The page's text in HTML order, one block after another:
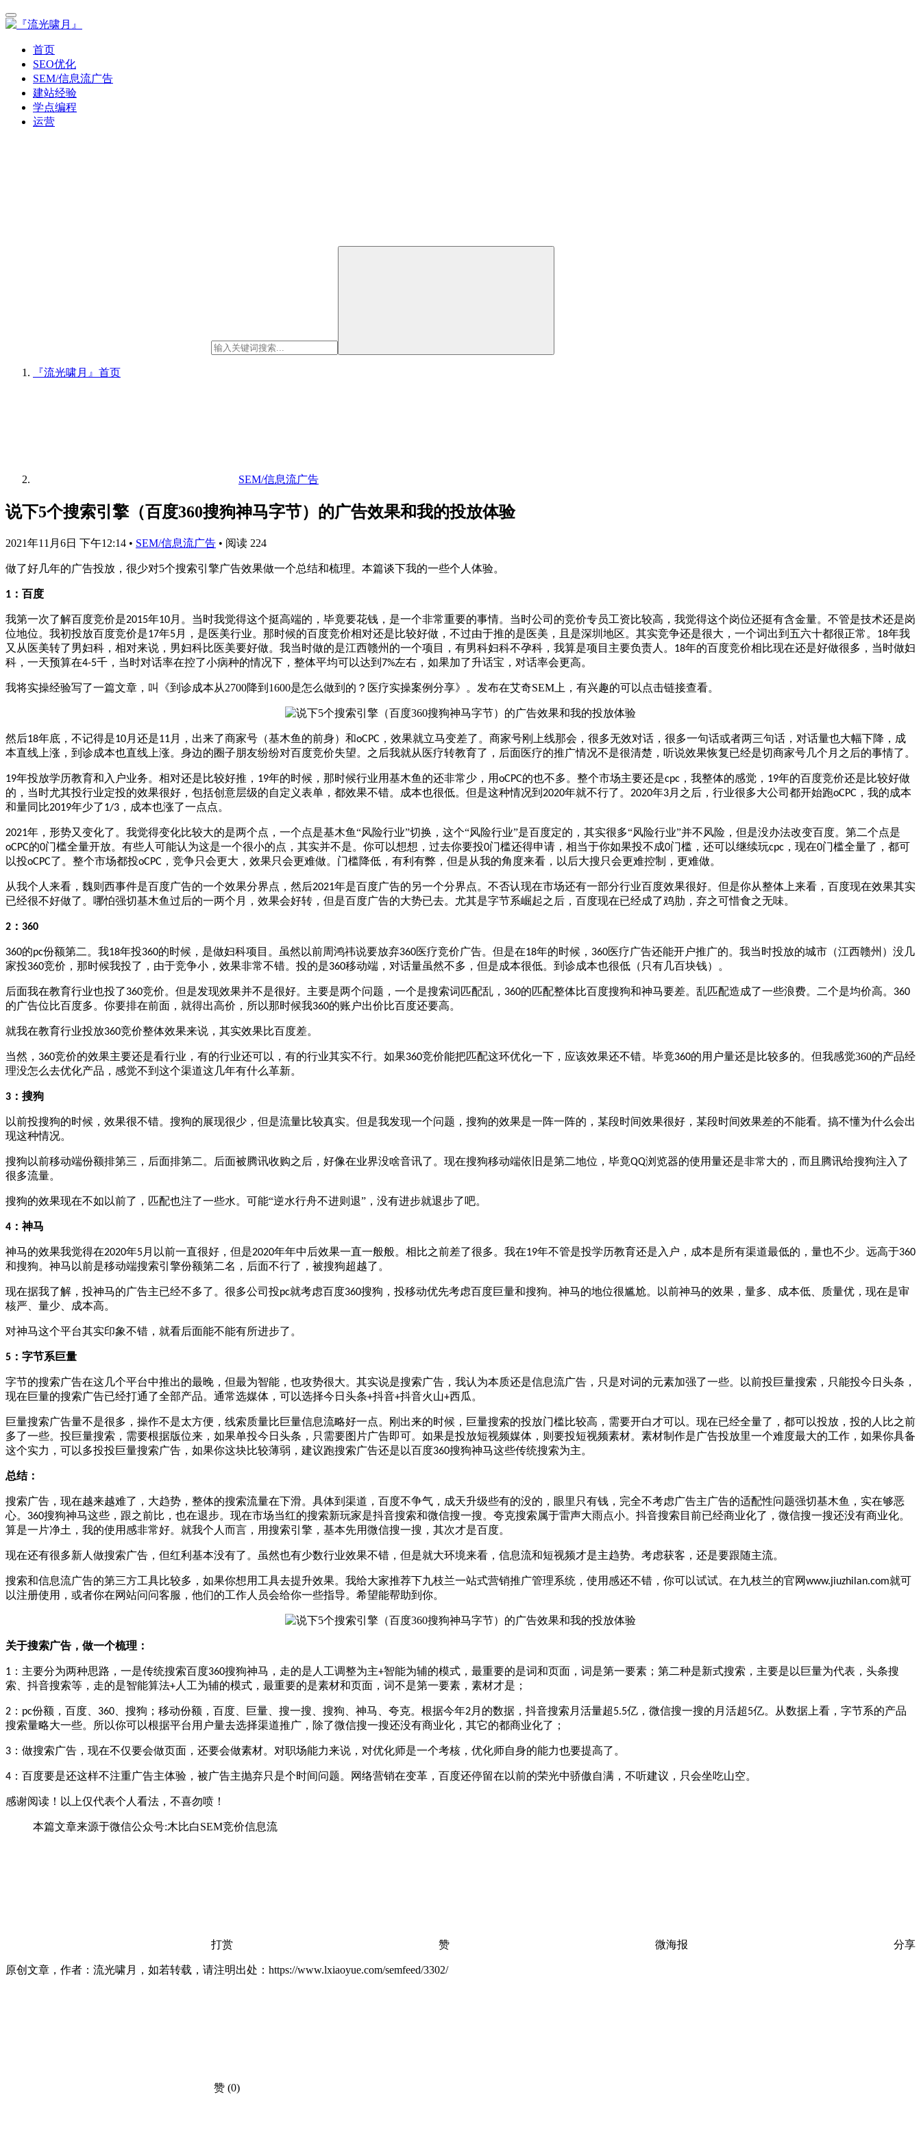
首页
SEO优化
SEM/信息流广告
建站经验
学点编程
运营
『流光啸月』 首页
SEM/信息流广告
说下5个搜索引擎（百度360搜狗神马字节）的广告效果和我的投放体验
2021年11月6日 下午12:14 • SEM/信息流广告 • 阅读 224
做了好几年的广告投放，很少对5个搜索引擎广告效果做一个总结和梳理。本篇谈下我的一些个人体验。
1 ：百度
我第一次了解百度竞价是2015年10月。当时我觉得这个挺高端的，毕竟要花钱，是一个非常重要的事情。当时公司的竞价专员工资比较高，我觉得这个岗位还挺有含金量。不管是技术还是岗
位地位。我初投放百度竞价是17年5月，是医美行业。那时候的百度竞价相对还是比较好做，不过由于推的是医美，且是深圳地区。其实竞争还是很大，一个词出到五六十都很正常。 18年我
又从医美转了男妇科，相对来说，男妇科比医美要好做。我当时做的是江西赣州的一个项目，有男科妇科不孕科，我算是项目主要负责人。 18年的百度竞价相比现在还是好做很多，当时做妇
科，一天预算在4-5千，当时对话率在控了小病种的情况下，整体平均可以达到 7%左右，如果加了升话宝，对话率会更高。
我将实操经验写了一篇文章，叫《到诊成本从2700降到1600是怎么做到的？医疗实操案例分享》。发布在艾奇SEM上，有兴趣的可以点击链接查看。
然后18年底，不记得是10月还是11月，出来了商家号（基木鱼的前身）和oCPC ，效果就立马变差了。商家号刚上线那会，很多无效对话，很多一句话或者两三句话，对话量也大幅下降，成
本直线上涨，到诊成本也直线上涨。身边的圈子朋友纷纷对百度竞价失望。之后我就从医疗转教育了，后面医疗的推广情况不是很清楚，听说效果恢复已经是切商家号几个月之后的事情了。
19年投放学历教育和入户业务。相对还是比较好推， 19年的时候，那时候行业用基木鱼的还非常少，用oCPC的也不多。整个市场主要还是cpc ，我整体的感觉， 19年的百度竞价还是比较好做
的，当时尤其投行业定投的效果很好，包括创意层级的自定义表单，都效果不错。成本也很低。但是这种情况到 2020年就不行了。 2020年3月之后，行业很多大公司都开始跑oCPC ，我的成本
和量同比2019年少了1/3 ，成本也涨了一点点。
2021年，形势又变化了。我觉得变化比较大的是两个点，一个点是基木鱼“风险行业”切换，这个“风险行业”是百度定的，其实很多“风险行业”并不风险，但是没办法改变百度。第二个点是
oCPC的0门槛全量开放。有些人可能认为这是一个很小的点，其实并不是。你可以想想，过去你要投0门槛还得申请，相当于你如果投不成0门槛，还可以继续玩cpc ，现在0门槛全量了，都可
以投oCPC了。整个市场都投oCPC ，竞争只会更大，效果只会更难做。门槛降低，有利有弊，但是从我的角度来看，以后大搜只会更难控制，更难做。
从我个人来看，魏则西事件是百度广告的一个效果分界点，然后2021年是百度广告的另一个分界点。不否认现在市场还有一部分行业百度效果很好。但是你从整体上来看，百度现在效果其实
已经很不好做了。哪怕强切基木鱼过后的一两个月，效果会好转，但是百度广告的大势已去。尤其是字节系崛起之后，百度现在已经成了鸡肋，弃之可惜食之无味。
2 ： 360
360的pc份额第二。我18年投360的时候，是做妇科项目。虽然以前周鸿祎说要放弃360医疗竞价广告。但是在18年的时候， 360医疗广告还能开户推广的。我当时投放的城市（江西赣州）没几
家投360竞价，那时候我投了，由于竞争小，效果非常不错。投的是360移动端，对话量虽然不多，但是成本很低。到诊成本也很低（只有几百块钱）。
后面我在教育行业也投了360竞价。但是发现效果并不是很好。主要是两个问题，一个是搜索词匹配乱， 360的匹配整体比百度搜狗和神马要差。乱匹配造成了一些浪费。二个是均价高。 360
的广告位比百度多。你要排在前面，就得出高价，所以那时候我360的账户出价比百度还要高。
就我在教育行业投放360竞价整体效果来说，其实效果比百度差。
当然， 360竞价的效果主要还是看行业，有的行业还可以，有的行业其实不行。如果360竞价能把匹配这环优化一下，应该效果还不错。毕竟360的用户量还是比较多的。但我感觉360的产品经
理没怎么去优化产品，感觉不到这个渠道这几年有什么革新。
3 ：搜狗
以前投搜狗的时候，效果很不错。搜狗的展现很少，但是流量比较真实。但是我发现一个问题，搜狗的效果是一阵一阵的，某段时间效果很好，某段时间效果差的不能看。搞不懂为什么会出
现这种情况。
搜狗以前移动端份额排第三，后面排第二。后面被腾讯收购之后，好像在业界没啥音讯了。现在搜狗移动端依旧是第二地位，毕竟QQ浏览器的使用量还是非常大的，而且腾讯给搜狗注入了
很多流量。
搜狗的效果现在不如以前了，匹配也注了一些水。可能“逆水行舟不进则退”，没有进步就退步了吧。
4 ：神马
神马的效果我觉得在2020年5月以前一直很好，但是2020年年中后效果一直一般般。相比之前差了很多。我在19年不管是投学历教育还是入户，成本是所有渠道最低的，量也不少。远高于360
和搜狗。神马以前是移动端搜索引擎份额第二名，后面不行了，被搜狗超越了。
现在据我了解，投神马的广告主已经不多了。很多公司投pc就考虑百度360搜狗，投移动优先考虑百度巨量和搜狗。神马的地位很尴尬。以前神马的效果，量多、成本低、质量优，现在是审
核严、量少、成本高。
对神马这个平台其实印象不错，就看后面能不能有所进步了。
5 ：字节系巨量
字节的搜索广告在这几个平台中推出的最晚，但最为智能，也攻势很大。其实说是搜索广告，我认为本质还是信息流广告，只是对词的元素加强了一些。以前投巨量搜索，只能投今日头条，
现在巨量的搜索广告已经打通了全部产品。通常选媒体，可以选择今日头条+抖音+抖音火山+西瓜。
巨量搜索广告量不是很多，操作不是太方便，线索质量比巨量信息流略好一点。刚出来的时候，巨量搜索的投放门槛比较高，需要开白才可以。现在已经全量了，都可以投放，投的人比之前
多了一些。投巨量搜索，需要根据版位来，如果单投今日头条，只需要图片广告即可。如果是投放短视频媒体，则要投短视频素材。素材制作是广告投放里一个难度最大的工作，如果你具备
这个实力，可以多投投巨量搜索广告，如果你这块比较薄弱，建议跑搜索广告还是以百度360搜狗神马这些传统搜索为主。
总结：
搜索广告，现在越来越难了，大趋势，整体的搜索流量在下滑。具体到渠道，百度不争气，成天升级些有的没的，眼里只有钱，完全不考虑广告主广告的适配性问题强切基木鱼，实在够恶
心。 360搜狗神马这些，跟之前比，也在退步。现在市场当红的搜索新玩家是抖音搜索和微信搜一搜。夸克搜索属于雷声大雨点小。抖音搜索目前已经商业化了，微信搜一搜还没有商业化。
算是一片净土，我的使用感非常好。就我个人而言，用搜索引擎，基本先用微信搜一搜，其次才是百度。
现在还有很多新人做搜索广告，但红利基本没有了。虽然也有少数行业效果不错，但是就大环境来看，信息流和短视频才是主趋势。考虑获客，还是要跟随主流。
搜索和信息流广告的第三方工具比较多，如果你想用工具去提升效果。我给大家推荐下九枝兰一站式营销推广管理系统，使用感还不错，你可以试试。在九枝兰的官网www.jiuzhilan.com就可
以注册使用，或者你在网站问问客服，他们的工作人员会给你一些指导。希望能帮助到你。
关于搜索广告，做一个梳理：
1 ：主要分为两种思路，一是传统搜索百度360搜狗神马，走的是人工调整为主+智能为辅的模式，最重要的是词和页面，词是第一要素；第二种是新式搜索，主要是以巨量为代表，头条搜
索、抖音搜索等，走的是智能算法+人工为辅的模式，最重要的是素材和页面，词不是第一要素，素材才是；
2 ： pc份额，百度、 360 、搜狗；移动份额，百度、巨量、搜一搜、搜狗、神马、夸克。根据今年2月的数据，抖音搜索月活量超5.5亿，微信搜一搜的月活超5亿。从数据上看，字节系的产品
搜索量略大一些。所以你可以根据平台用户量去选择渠道推广，除了微信搜一搜还没有商业化，其它的都商业化了；
3 ：做搜索广告，现在不仅要会做页面，还要会做素材。对职场能力来说，对优化师是一个考核，优化师自身的能力也要提高了。
4 ：百度要是还这样不注重广告主体验，被广告主抛弃只是个时间问题。网络营销在变革，百度还停留在以前的荣光中骄傲自满，不听建议，只会坐吃山空。
感谢阅读！以上仅代表个人看法，不喜勿喷！
本篇文章来源于微信公众号:木比白SEM竞价信息流
打赏 赞 微海报 分享
原创文章，作者：流光啸月，如若转载，请注明出处：https://www.lxiaoyue.com/semfeed/3302/
赞 (0)